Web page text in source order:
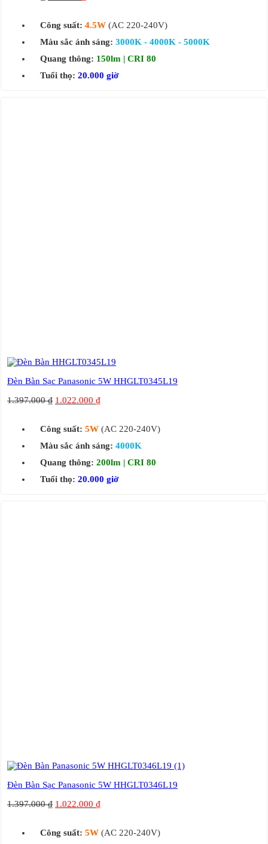
Công suất: 4.5W (AC 220-240V)
Màu sắc ánh sáng: 3000K - 4000K - 5000K
Quang thông: 150lm | CRI 80
Tuổi thọ: 20.000 giờ
Đèn Bàn Sạc Panasonic 5W HHGLT0345L19
1.397.000₫ 1.022.000 ₫
Công suất: 5W (AC 220-240V)
Màu sắc ánh sáng: 4000K
Quang thông: 200lm | CRI 80
Tuổi thọ: 20.000 giờ
Đèn Bàn Sạc Panasonic 5W HHGLT0346L19
1.397.000₫ 1.022.000 ₫
Công suất: 5W (AC 220-240V)